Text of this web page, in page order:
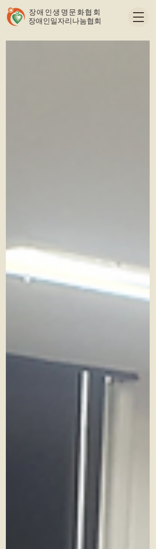
장애인생명문화협회
​장애인일자리나눔협회